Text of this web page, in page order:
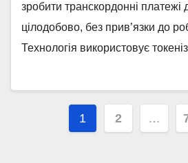
зробити транскордонні платежі
цілодобово, без прив’язки до
Технологія використовує
Пагінація
1 2 …